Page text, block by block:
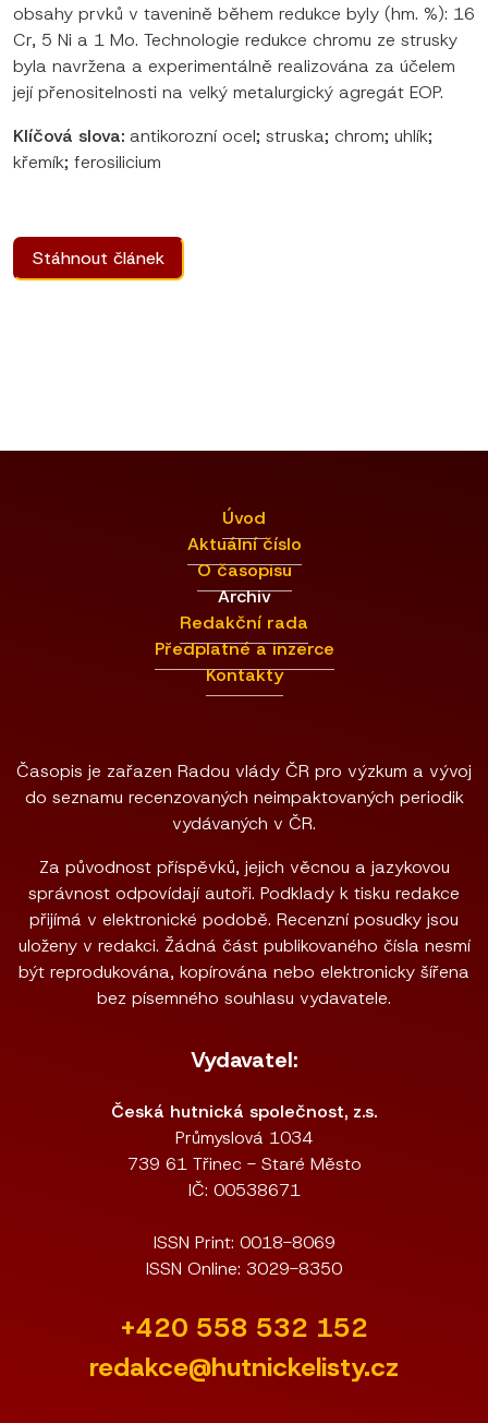
obsahy prvků v tavenině během redukce byly (hm. %): 16
Cr, 5 Ni a 1 Mo. Technologie redukce chromu ze strusky
byla navržena a experimentálně realizována za účelem
její přenositelnosti na velký metalurgický agregát EOP.
Klíčová slova: antikorozní ocel; struska; chrom; uhlík;
křemík; ferosilicium
Stáhnout článek
Úvod
Aktuální číslo
O časopisu
Archiv
Redakční rada
Předplatné a inzerce
Kontakty
Časopis je zařazen Radou vlády ČR pro výzkum a vývoj
do seznamu recenzovaných neimpaktovaných periodik
vydávaných v ČR.
Za původnost příspěvků, jejich věcnou a jazykovou
správnost odpovídají autoři. Podklady k tisku redakce
přijímá v elektronické podobě. Recenzní posudky jsou
uloženy v redakci. Žádná část publikovaného čísla nesmí
být reprodukována, kopírována nebo elektronicky šířena
bez písemného souhlasu vydavatele.
Vydavatel:
Česká hutnická společnost, z.s.
Průmyslová 1034
739 61 Třinec - Staré Město
IČ: 00538671
ISSN Print: 0018-8069
ISSN Online: 3029-8350
+420 558 532 152
redakce@hutnickelisty.cz